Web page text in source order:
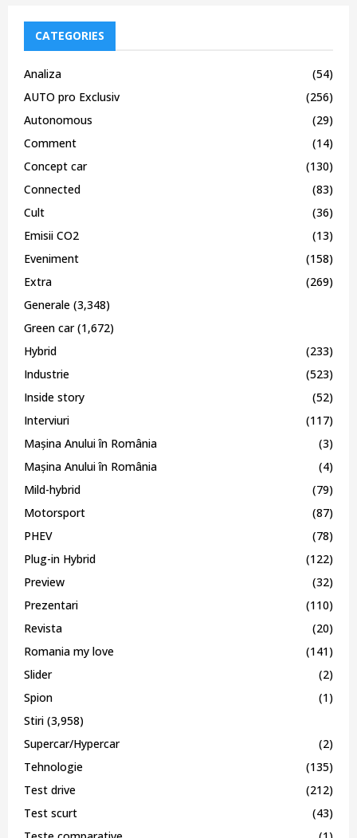
CATEGORIES
Analiza
(54)
AUTO pro Exclusiv
(256)
Autonomous
(29)
Comment
(14)
Concept car
(130)
Connected
(83)
Cult
(36)
Emisii CO2
(13)
Eveniment
(158)
Extra
(269)
Generale (3,348)
Green car(1,672)
Hybrid
(233)
Industrie
(523)
Inside story
(52)
Interviuri
(117)
Mașina Anului în România
(3)
Mașina Anului în România
(4)
Mild-hybrid
(79)
Motorsport
(87)
PHEV
(78)
Plug-in Hybrid
(122)
Preview
(32)
Prezentari
(110)
Revista
(20)
Romania my love
(141)
Slider
(2)
Spion
(1)
Stiri (3,958)
Supercar/Hypercar
(2)
Tehnologie
(135)
Test drive
(212)
Test scurt
(43)